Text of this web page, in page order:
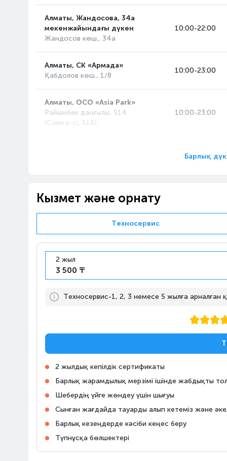
Алматы, Жандосова, 34а
мекенжайындағы дүкен
Жандосов көш., 34а
10:00-22:00
Алматы, СК «Армада»
Қабдолов көш., 1/8
10:00-23:00
Алматы, ОСО «Asia Park»
Райымбек даңғылы, 514
(Саин к-сі, 516)
10:00-23:00
10:00-22:00
Сейфуллин даңғ., 617
Алматы, «Апорт-Молл»
ОСО
Ташкент т., 17к
10:00-23:00
Алматы, Магазин на
Райымбека, 147/127
улица Райымбека, 147/127
10:00-22:00
Адрес: город Алматы,
Медеуский район,
106, Молл «Апорт East»
Алматы, «Almaty Mall» ОСО
Жандосов көш., 83
Алматы, «MEGA Park» ОСО
Мақатаева көш., 127/1
Барлық
Кызмет және орнату
Техносервис
2 жыл
3 500 ₸
Техносервис-1, 2, 3 немесе 5 жылға арналған
2 жылдық кепілдік сертификаты
Барлық жарамдылық мерзімі ішінде жабдықты
Шебердің үйге жөндеу үшін шығуы
Сынған жағдайда тауарды алып кетеміз және
Барлық кезеңдерде кәсіби кеңес беру
Түпнұсқа бөлшектері